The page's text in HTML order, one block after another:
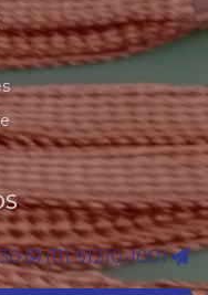
(11) 91210-1001